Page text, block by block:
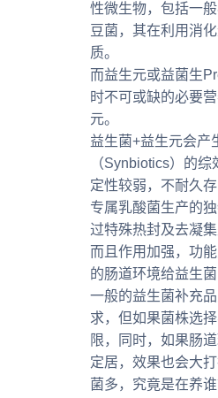
性微生物，包括一
豆菌，其在利用消
质。
而益生元或益菌生
时不可或缺的必要
元。
益生菌+益生元会产
（Synbiotics）的
定性较弱，不耐久
专属乳酸菌生产的
过特殊热封及去凝
而且作用加强，功
的肠道环境给益生
一般的益生菌补充
求，但如果菌株选
限，同时，如果肠
定居，效果也会大
菌多，究竟是在养谁